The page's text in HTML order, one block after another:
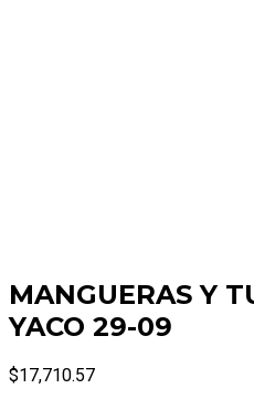
MANGUERAS Y
YACO 29-09
$17,710.57